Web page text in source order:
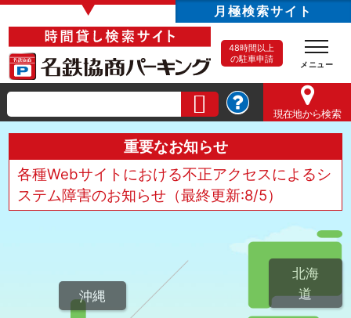
▼ 月極検索サイト
48時間以上
の駐車申請
現在地から検索
重要なお知らせ
各種Webサイトにおける不正アクセスによるシ
ステム障害のお知らせ（最終更新:8/5）
北海
道
沖縄